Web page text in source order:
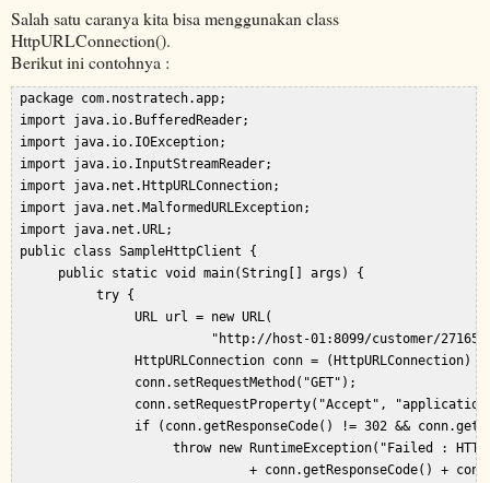
Salah satu caranya kita bisa menggunakan class
HttpURLConnection().
Berikut ini contohnya :
package com.nostratech.app;
import java.io.BufferedReader;
import java.io.IOException;
import java.io.InputStreamReader;
import java.net.HttpURLConnection;
import java.net.MalformedURLException;
import java.net.URL;
public class SampleHttpClient {
      public static void main(String[] args) {
           try {
                URL url = new URL(
"http://host-01:8099/customer/
HttpURLConnection conn = (HttpURLConnection)
                conn.setRequestMethod("GET");
conn.setRequestProperty("Accept",
if (conn.getResponseCode() != 302 &&
throw new RuntimeException("Failed :
+ conn.getResponseCode() +